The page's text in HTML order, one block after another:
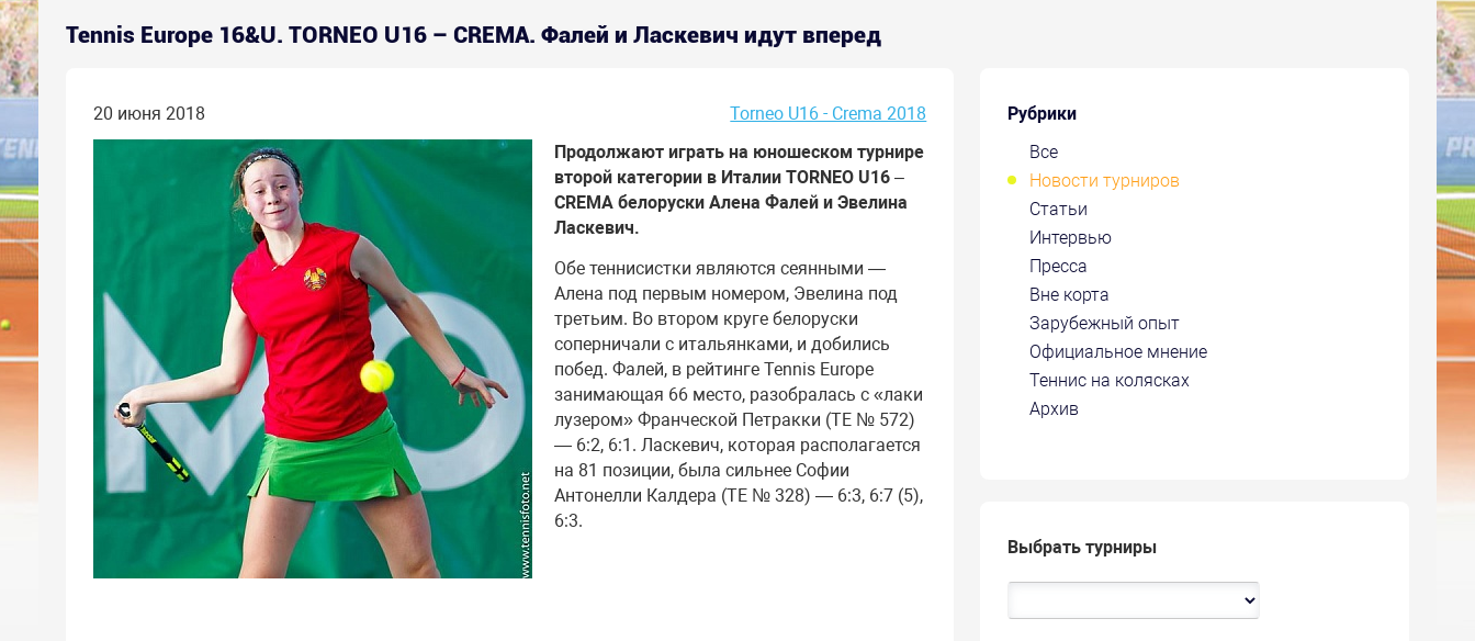
Tennis Europe 16&U. TORNEO U16 – CREMA. Фалей и Ласкевич идут вперед
Рубрики
Все
Новости турниров
Статьи
Интервью
Пресса
Вне корта
Зарубежный опыт
Официальное мнение
Теннис на колясках
Архив
Выбрать турниры
20 июня 2018
Torneo U16 - Crema 2018
Продолжают играть на юношеском турнире
второй категории в Италии TORNEO U16 –
CREMA белоруски Алена Фалей и Эвелина
Лаcкевич.
Обе теннисистки являются сеянными —
Алена под первым номером, Эвелина под
третьим. Во втором круге белоруски
соперничали с итальянками, и добились
побед. Фалей, в рейтинге Tennis Europe
занимающая 66 место, разобралась с «лаки
лузером» Франческой Петракки (TE № 572)
— 6:2, 6:1. Лаcкевич, которая располагается
на 81 позиции, была сильнее Софии
Антонелли Калдера (ТЕ № 328) — 6:3, 6:7 (5),
6:3.